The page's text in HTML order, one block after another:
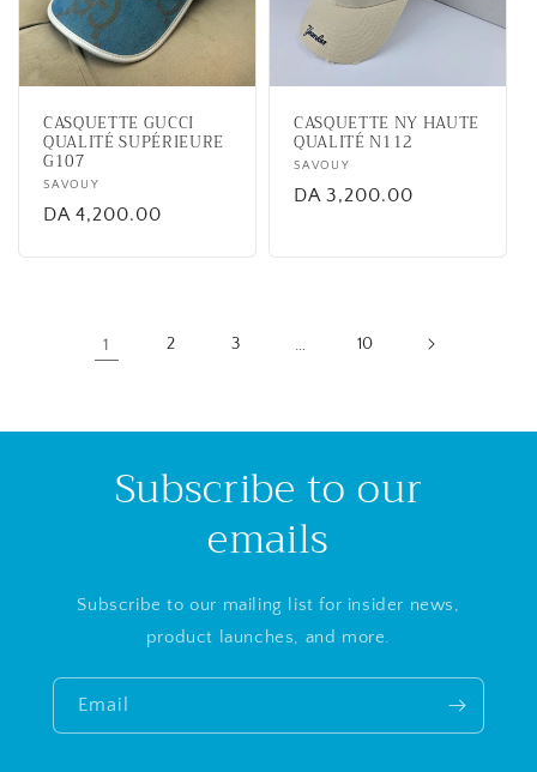
CASQUETTE GUCCI
QUALITÉ SUPÉRIEURE
G107
Vendor:
SAVOUY
Regular
DA 4,200.00
CASQUETTE NY HAUTE
QUALITÉ N112
Vendor:
SAVOUY
Regular
DA 3,200.00
1 2 3 … 10
Subscribe to our
emails
Subscribe to our mailing list for insider news,
product launches, and more.
Email